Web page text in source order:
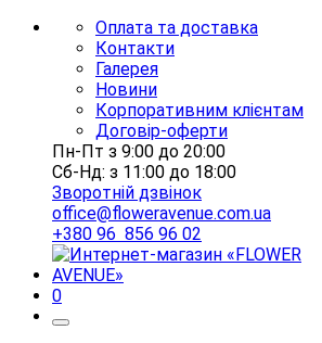
Оплата та доставка
Контакти
Галерея
Новини
Корпоративним клієнтам
Договір-оферти
Пн-Пт з 9:00 до 20:00
Сб-Нд: з 11:00 до 18:00
Зворотній дзвінок
office@floweravenue.com.ua
+380 96 856 96 02
0